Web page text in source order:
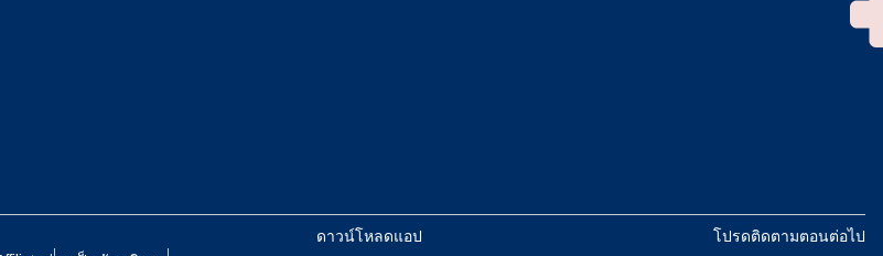
ดาวน์โหลดแอป โปรดติดตามตอนต่อไป